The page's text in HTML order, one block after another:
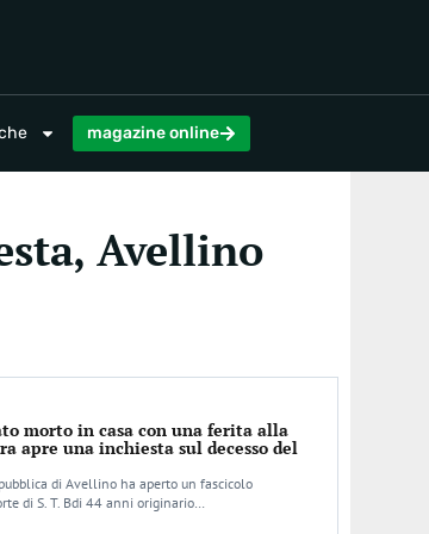
magazine online
Avellino
morto in casa con una ferita alla
apre una inchiesta sul decesso del
di Avellino ha aperto un fascicolo
di S. T. Bdi 44 anni originario…